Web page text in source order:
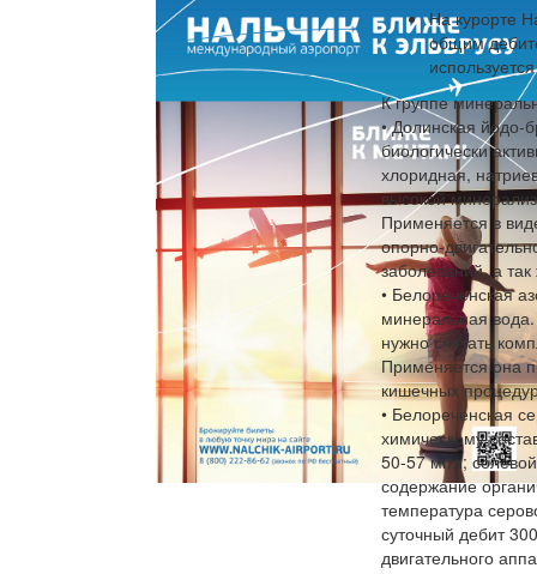
На курорте
общим
К группе
• Долинская
биологически
хлоридная,
высокой
Применяется в
опорно-
заболеваний, а
• Белореченская
минеральная
нужно считать
Применяется она
кишечных
• Белореченская
химическому
50-57 мг/л;
содержание
температура
суточный дебит
двигательного